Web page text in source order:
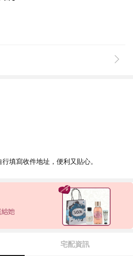
填寫收件地址，便利又貼心。
宅配資訊